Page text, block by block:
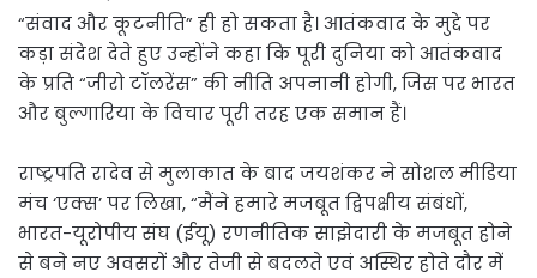
“संवाद और कूटनीति” ही हो सकता है। आतंकवाद के मुद्दे पर
कड़ा संदेश देते हुए उन्होंने कहा कि पूरी दुनिया को आतंकवाद
के प्रति “जीरो टॉलरेंस” की नीति अपनानी होगी, जिस पर भारत
और बुल्गारिया के विचार पूरी तरह एक समान हैं।
राष्ट्रपति रादेव से मुलाकात के बाद जयशंकर ने सोशल मीडिया
मंच ‘एक्स’ पर लिखा, “मैंने हमारे मजबूत द्विपक्षीय संबंधों,
भारत-यूरोपीय संघ (ईयू) रणनीतिक साझेदारी के मजबूत होने
से बने नए अवसरों और तेजी से बदलते एवं अस्थिर होते दौर में